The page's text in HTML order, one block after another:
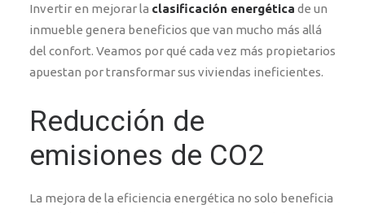
Invertir en mejorar la clasificación energética de un
inmueble genera beneficios que van mucho más allá
del confort. Veamos por qué cada vez más propietarios
apuestan por transformar sus viviendas ineficientes.
Reducción de
emisiones de CO2
La mejora de la eficiencia energética no solo beneficia